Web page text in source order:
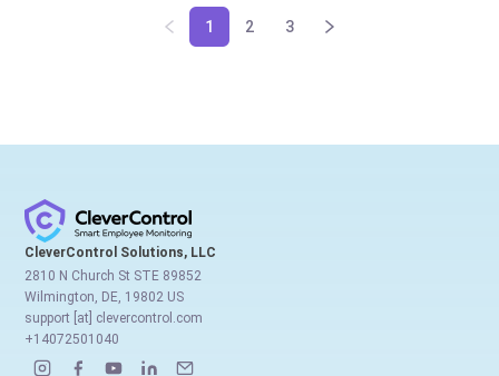
1 2 3
CleverControl Solutions, LLC
2810 N Church St STE 89852
Wilmington, DE, 19802 US
support [at] clevercontrol.com
+14072501040